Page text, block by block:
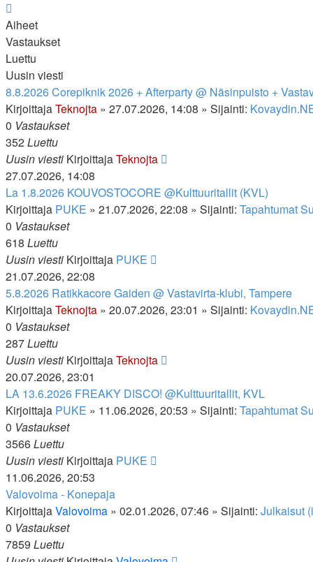
Aiheet
Vastaukset
Luettu
Uusin viesti
8.8.2026 Corepiknik 2026 + Afterparty @ Näsinpuisto +
KirjoittajaTeknojta » 27.07.2026, 14:08 » Sijainti:
0 Vastaukset
352Luettu
Uusin viesti KirjoittajaTeknojta
27.07.2026, 14:08
La 1.8.2026 KOUVOSTOCORE @Kulttuuritallit (KVL)
Kirjoittaja PUKE » 21.07.2026, 22:08 » Sijainti: Tapahtumat
0 Vastaukset
618 Luettu
Uusin viesti Kirjoittaja PUKE
21.07.2026, 22:08
5.8.2026 Ratikkacore Gaiden @ Vastavirta-klubi, Tampere
KirjoittajaTeknojta » 20.07.2026, 23:01 » Sijainti:
0 Vastaukset
287Luettu
Uusin viesti KirjoittajaTeknojta
20.07.2026, 23:01
LA 13.6.2026 FREAKY DISCO! @Kulttuuritallit, KVL
Kirjoittaja PUKE » 11.06.2026, 20:53 » Sijainti: Tapahtumat
0 Vastaukset
3566Luettu
Uusin viesti Kirjoittaja PUKE
11.06.2026, 20:53
Valovoima - Konepaja
KirjoittajaValovoima » 02.01.2026, 07:46 » Sijainti: Julkaisut
0 Vastaukset
7859 Luettu